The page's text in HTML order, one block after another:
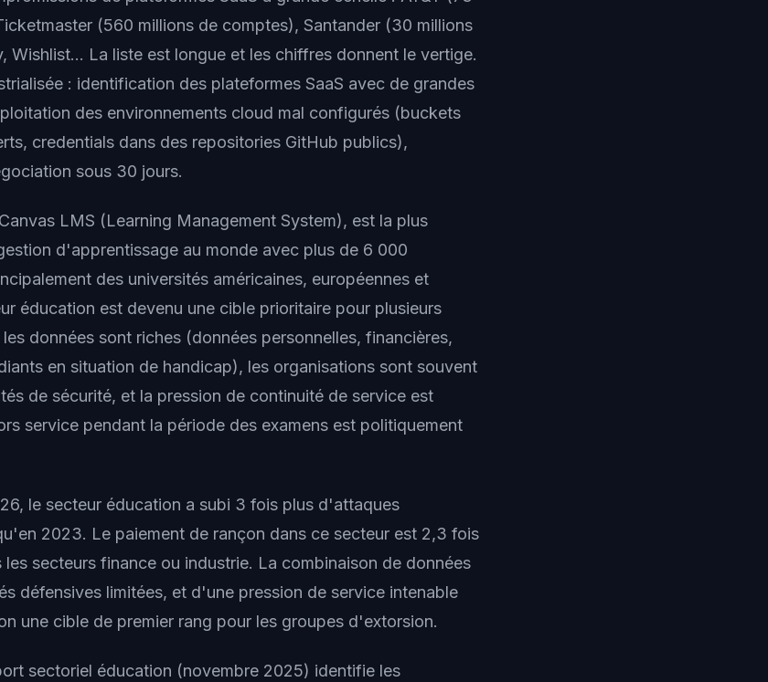
(560 millions de comptes), Santander (30 millions
Wishlist... La liste est longue et les chiffres donnent le vertige.
: identification des plateformes SaaS avec de grandes
des environnements cloud mal configurés (buckets
credentials dans des repositories GitHub publics),
sous 30 jours.
LMS (Learning Management System), est la plus
d'apprentissage au monde avec plus de 6 000
des universités américaines, européennes et
éducation est devenu une cible prioritaire pour plusieurs
données sont riches (données personnelles, financières,
en situation de handicap), les organisations sont souvent
de sécurité, et la pression de continuité de service est
service pendant la période des examens est politiquement
le secteur éducation a subi 3 fois plus d'attaques
2023. Le paiement de rançon dans ce secteur est 2,3 fois
secteurs finance ou industrie. La combinaison de données
défensives limitées, et d'une pression de service intenable
une cible de premier rang pour les groupes d'extorsion.
sectoriel éducation (novembre 2025) identifie les